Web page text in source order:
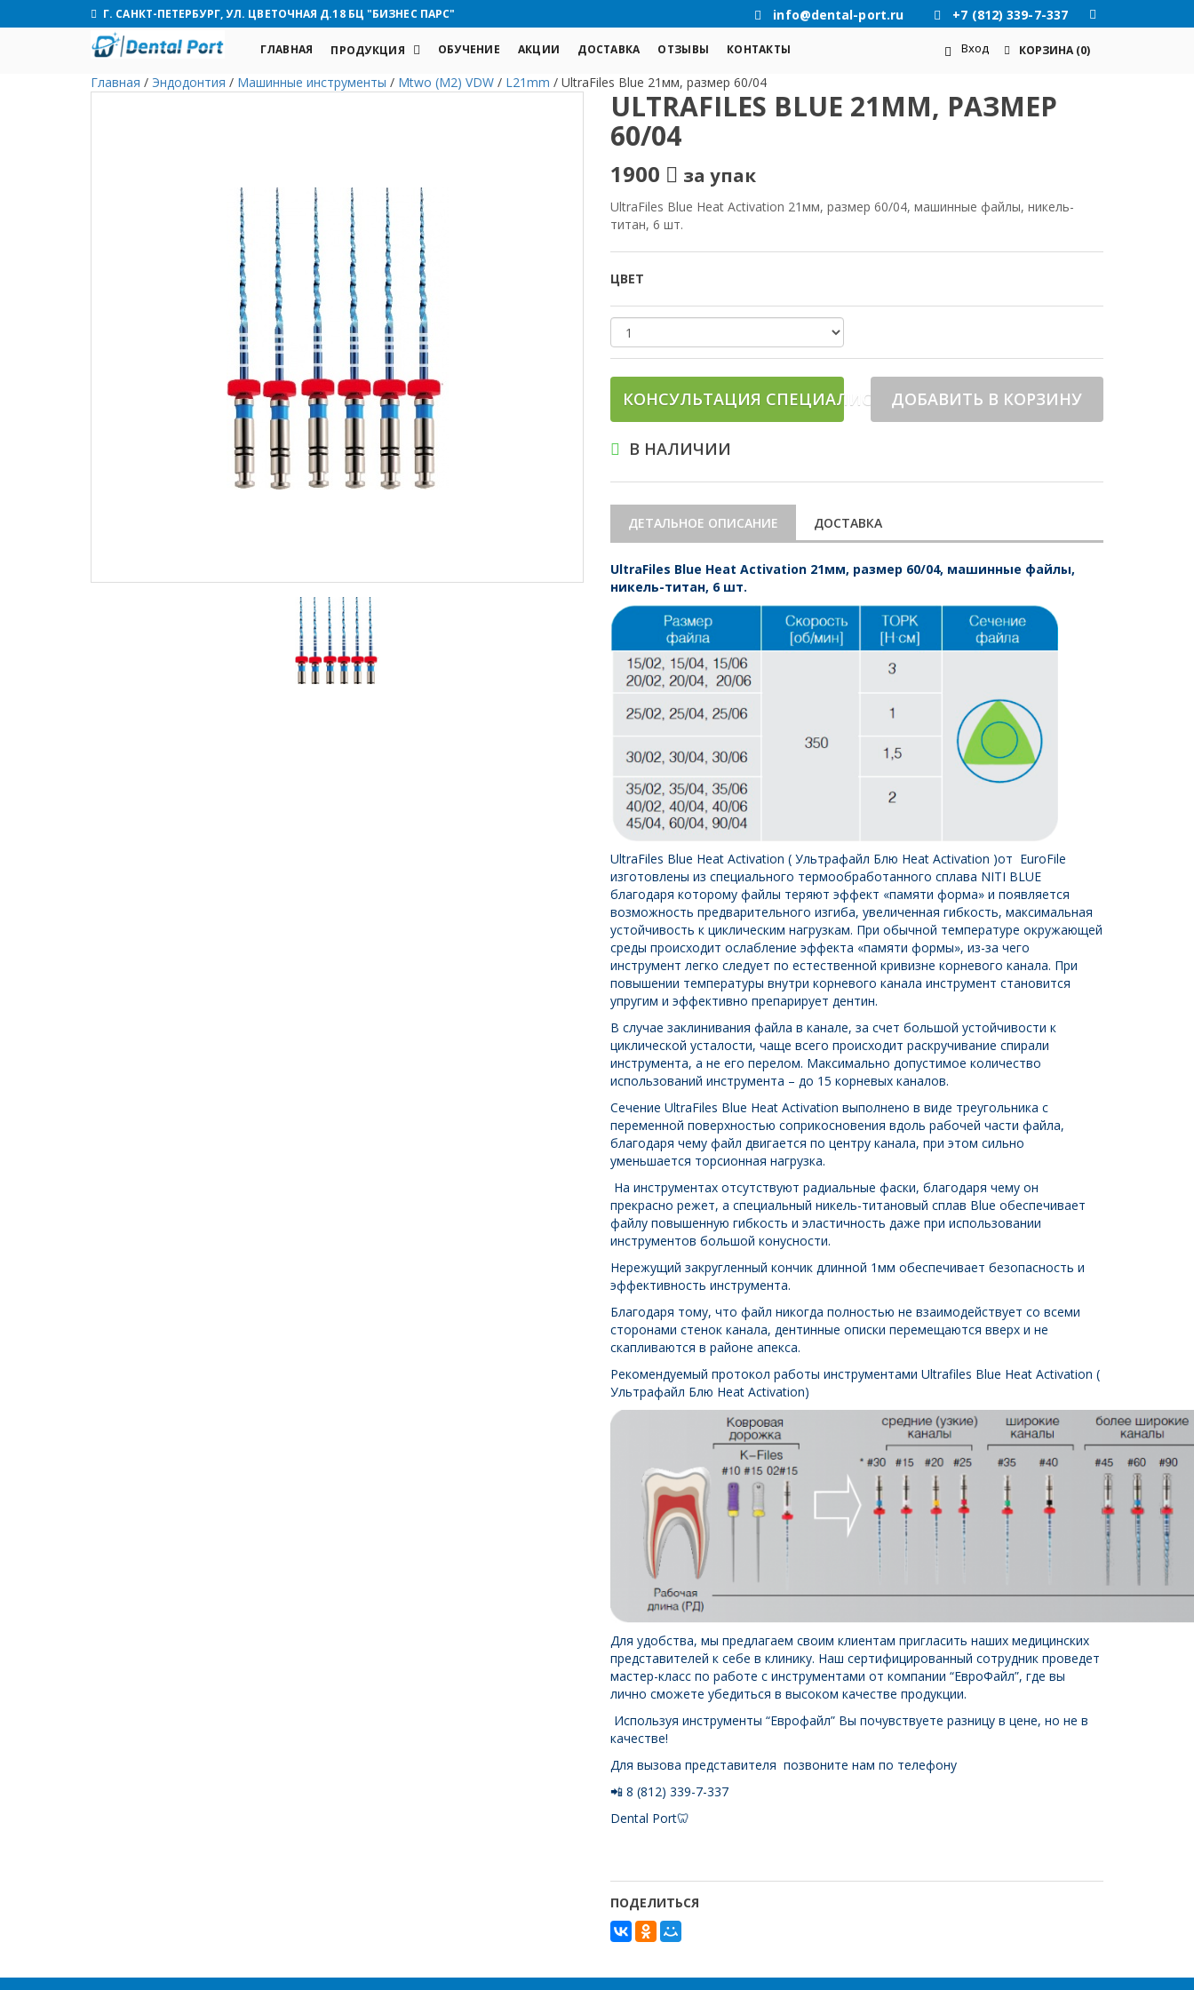
Г. САНКТ-ПЕТЕРБУРГ, УЛ. ЦВЕТОЧНАЯ Д.18 БЦ "БИЗНЕС ПАРС" info@dental-port.ru +7 (812) 339-7-337
ГЛАВНАЯ ПРОДУКЦИЯ ОБУЧЕНИЕ АКЦИИ ДОСТАВКА ОТЗЫВЫ КОНТАКТЫ Вход КОРЗИНА (0)
Главная / Эндодонтия / Машинные инструменты / Mtwo (M2) VDW / L21mm / UltraFiles Blue 21мм, размер 60/04
ULTRAFILES BLUE 21ММ, РАЗМЕР
60/04
1900 за упак
UltraFiles Blue Heat Activation 21мм, размер 60/04, машинные файлы, никель-
титан, 6 шт.
ЦВЕТ
КОНСУЛЬТАЦИЯ СПЕЦИАЛИСТАДОБАВИТЬ В КОРЗИНУ
В НАЛИЧИИ
ДЕТАЛЬНОЕ ОПИСАНИЕ ДОСТАВКА
UltraFiles Blue Heat Activation 21мм, размер 60/04, машинные файлы,
никель-титан, 6 шт.
UltraFiles Blue Heat Activation ( Ультрафайл Блю Heat Activation )от EuroFile
изготовлены из специального термообработанного сплава NITI BLUE
благодаря которому файлы теряют эффект «памяти форма» и появляется
возможность предварительного изгиба, увеличенная гибкость, максимальная
устойчивость к циклическим нагрузкам. При обычной температуре окружающей
среды происходит ослабление эффекта «памяти формы», из-за чего
инструмент легко следует по естественной кривизне корневого канала. При
повышении температуры внутри корневого канала инструмент становится
упругим и эффективно препарирует дентин.
В случае заклинивания файла в канале, за счет большой устойчивости к
циклической усталости, чаще всего происходит раскручивание спирали
инструмента, а не его перелом. Максимально допустимое количество
использований инструмента – до 15 корневых каналов.
Сечение UltraFiles Blue Heat Activation выполнено в виде треугольника с
переменной поверхностью соприкосновения вдоль рабочей части файла,
благодаря чему файл двигается по центру канала, при этом сильно
уменьшается торсионная нагрузка.
На инструментах отсутствуют радиальные фаски, благодаря чему он
прекрасно режет, а специальный никель-титановый сплав Blue обеспечивает
файлу повышенную гибкость и эластичность даже при использовании
инструментов большой конусности.
Нережущий закругленный кончик длинной 1мм обеспечивает безопасность и
эффективность инструмента.
Благодаря тому, что файл никогда полностью не взаимодействует со всеми
сторонами стенок канала, дентинные описки перемещаются вверх и не
скапливаются в районе апекса.
Рекомендуемый протокол работы инструментами Ultrafiles Blue Heat Activation (
Ультрафайл Блю Heat Activation)
Для удобства, мы предлагаем своим клиентам пригласить наших медицинских
представителей к себе в клинику. Наш сертифицированный сотрудник проведет
мастер-класс по работе с инструментами от компании “ЕвроФайл”, где вы
лично сможете убедиться в высоком качестве продукции.
Используя инструменты “Еврофайл” Вы почувствуете разницу в цене, но не в
качестве!
Для вызова представителя позвоните нам по телефону
📲 8 (812) 339-7-337
Dental Port🦷
ПОДЕЛИТЬСЯ